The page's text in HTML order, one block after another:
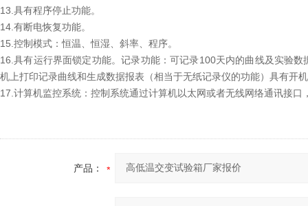
13.具有程序停止功能。
14.有断电恢复功能。
15.控制模式：恒温、恒湿、斜率、程序。
16.具有运行界面锁定功能。记录功能：可记录100天内的曲线及实验
机上打印记录曲线和生成数据报表（相当于无纸记录仪的功能）具有开
17.计算机监控系统：控制系统通过计算机以太网或者无线网络通讯接
产品：